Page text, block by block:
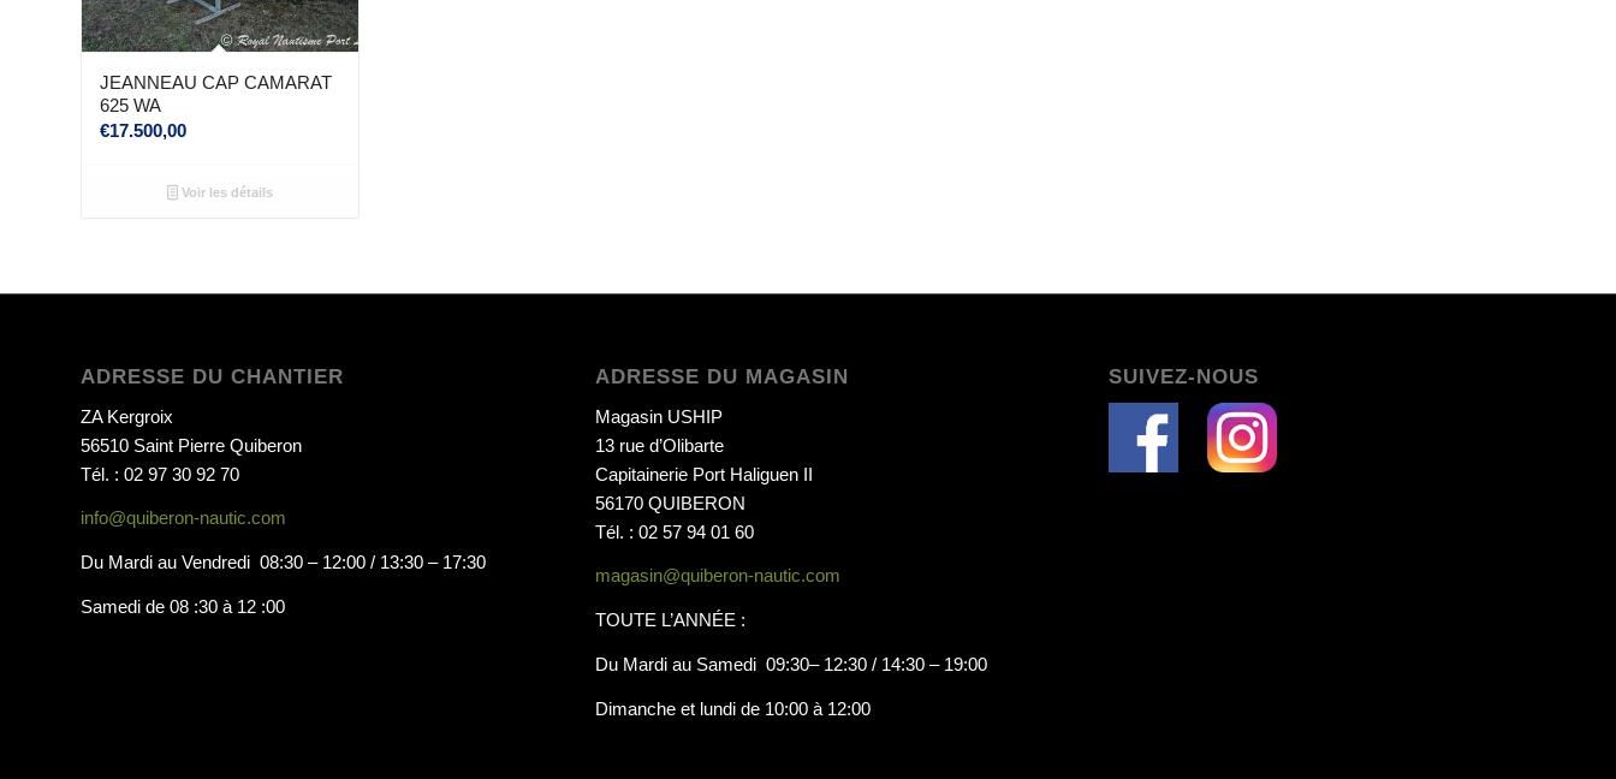
JEANNEAU CAP CAMARAT
625 WA
€17.500,00
Voir les détails
ADRESSE DU CHANTIER
ZA Kergroix
56510 Saint Pierre Quiberon
Tél. : 02 97 30 92 70
info@quiberon-nautic.com
Du Mardi au Vendredi 08:30 – 12:00 / 13:30 – 17:30
Samedi de 08 :30 à 12 :00
ADRESSE DU MAGASIN
Magasin USHIP
13 rue d’Olibarte
Capitainerie Port Haliguen II
56170 QUIBERON
Tél. : 02 57 94 01 60
magasin@quiberon-nautic.com
TOUTE L’ANNÉE :
Du Mardi au Samedi 09:30– 12:30 / 14:30 – 19:00
Dimanche et lundi de 10:00 à 12:00
SUIVEZ-NOUS